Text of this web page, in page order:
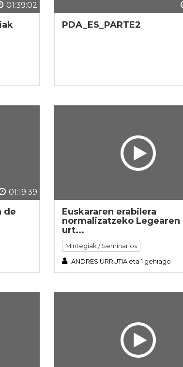
01:39:02
PDA_ES_PARTE2
01:19:39
de
Euskararen erabilera
normalizatzeko Legearen
urt...
Mintegiak / Seminarios
ANDRES URRUTIA eta 1 gehiago